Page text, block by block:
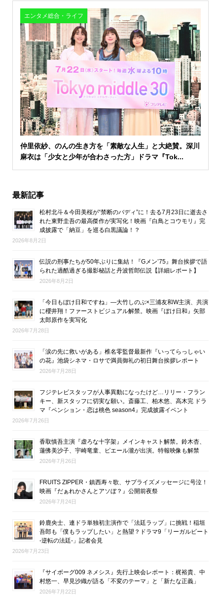
エンタメ総合・ライフ
仲里依紗、のんの生き方を「素敵な人生」と大絶賛。深川
麻衣は「少女と少年が合わさった方」ドラマ『Tok...
最新記事
松村北斗＆今田美桜が“禁断のバディ”に！去る7月23日に逝去さ
れた東野圭吾の最高傑作が実写化！映画『白鳥とコウモリ』完
成披露で「納豆」を巡る白黒議論！？
2026年8月2日
伝説の刑事たちが50年ぶりに集結！『Gメン’75』舞台挨拶で語
られた過酷過ぎる撮影秘話と丹波哲郎伝説【詳細レポート】
2026年8月2日
「今日もぼけ日和ですね」―大竹しのぶ×三浦友和W主演、共演
に櫻井翔！ファーストビジュアル解禁。映画『ぼけ日和』矢部
太郎原作を実写化
2026年7月28日
「涙の先に救いがある」椎名零監督最新作『いってらっしゃい
の花』池袋シネマ・ロサで満員御礼の初日舞台挨拶レポート
2026年7月28日
フジテレビスタッフが人事異動になったけど…リリー・フラン
キー、新スタッフに切実な願い。斎藤工、柏木悠、高木完 ドラ
マ『ペンション・恋は桃色 season4』完成披露イベント
2026年7月26日
香取慎吾主演『虚ろな十字架』メインキャスト解禁。鈴木杏、
蓮佛美沙子、宇崎竜童、ピエール瀧が出演。特報映像も解禁
2026年7月26日
FRUITS ZIPPER・鎮西寿々歌、サプライズメッセージに号泣！
映画『だぁれかさんとアソぼ？』公開前夜祭
2026年7月24日
鈴鹿央士、連ドラ単独初主演作で「法廷ラップ」に挑戦！稲垣
吾郎も「僕もラップしたい」と熱望？ドラマ9「リーガルビート
-逆転の法廷-」記者会見
2026年7月23日
『サイボーグ009 ネメシス』先行上映会レポート：梶裕貴、中
村悠一、早見沙織が語る「不変のテーマ」と「新たな正義」
2026年7月22日